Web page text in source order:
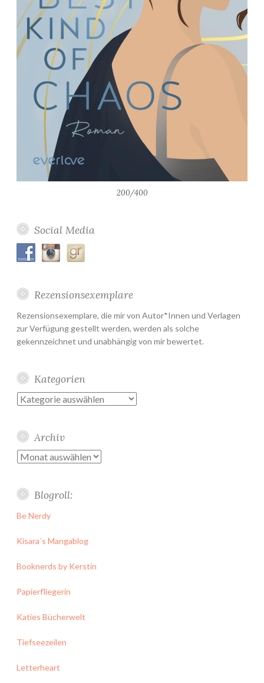
200/400
Social Media
Rezensionsexemplare
Rezensionsexemplare, die mir von Autor*Innen und Verlagen
zur Verfügung gestellt werden, werden als solche
gekennzeichnet und unabhängig von mir bewertet.
Kategorien
Kategorien
Archiv
Archiv
Blogroll:
Be Nerdy
Kisara´s Mangablog
Booknerds by Kerstin
Papierfliegerin
Katies Bücherwelt
Tiefseezeilen
Letterheart